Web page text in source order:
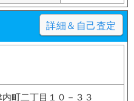
詳細＆自己査定
町二丁目１０－３３